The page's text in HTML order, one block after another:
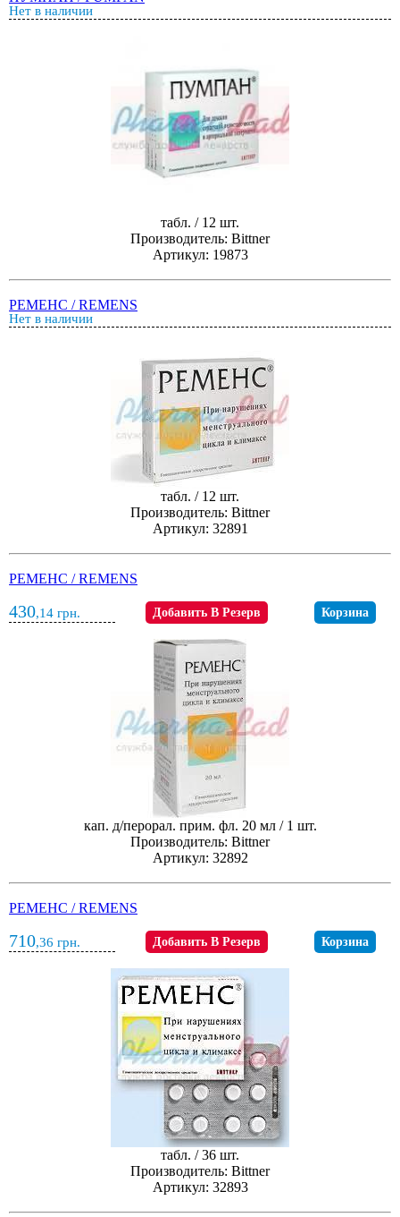
Нет в наличии
табл. / 12 шт.
Производитель: Bittner
Артикул: 19873
РЕМЕНС / REMENS
Нет в наличии
табл. / 12 шт.
Производитель: Bittner
Артикул: 32891
РЕМЕНС / REMENS
430,14 грн. Добавить В Резерв Корзина
кап. д/перорал. прим. фл. 20 мл / 1 шт.
Производитель: Bittner
Артикул: 32892
РЕМЕНС / REMENS
710,36 грн. Добавить В Резерв Корзина
табл. / 36 шт.
Производитель: Bittner
Артикул: 32893